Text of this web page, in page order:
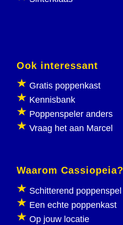
Ook interessant
Gratis poppenkast
Kennisbank
Poppenspeler anders
Vraag het aan Marcel
Waarom Cassiopeia?
Schitterend poppenspel
Een echte poppenkast
Op jouw locatie